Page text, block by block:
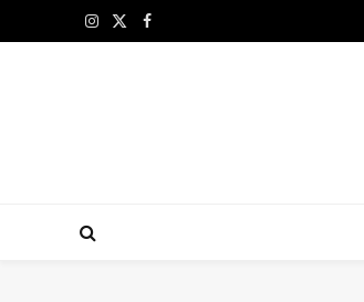
فيسبوك
X
الانستغرام